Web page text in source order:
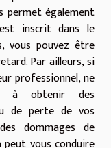
permet également
inscrit dans le
vous pouvez être
Par ailleurs, si
professionnel, ne
à obtenir des
de perte de vos
dommages de
peut vous conduire